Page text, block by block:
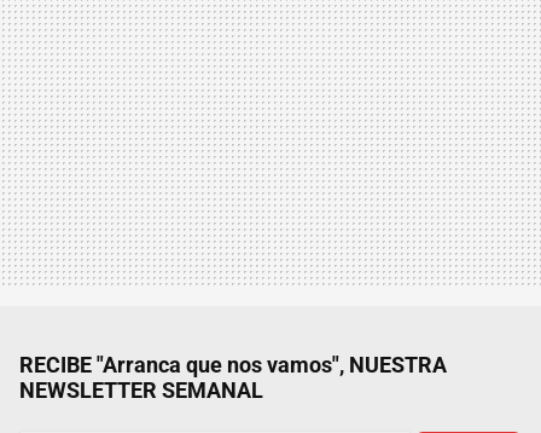
RECIBE "Arranca que nos vamos", NUESTRA
NEWSLETTER SEMANAL